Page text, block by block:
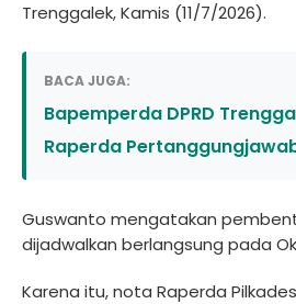
Trenggalek, Kamis (11/7/2026).
BACA JUGA:
Bapemperda DPRD
Raperda
Guswanto mengatakan
dijadwalkan berlangsung pada
Karena itu, nota Raperda